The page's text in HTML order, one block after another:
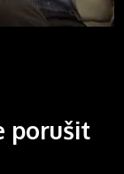
porušit